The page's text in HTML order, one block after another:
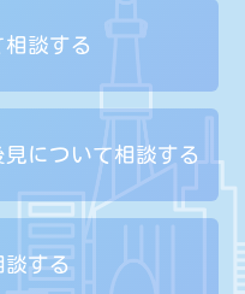
相談する
見について相談する
談する